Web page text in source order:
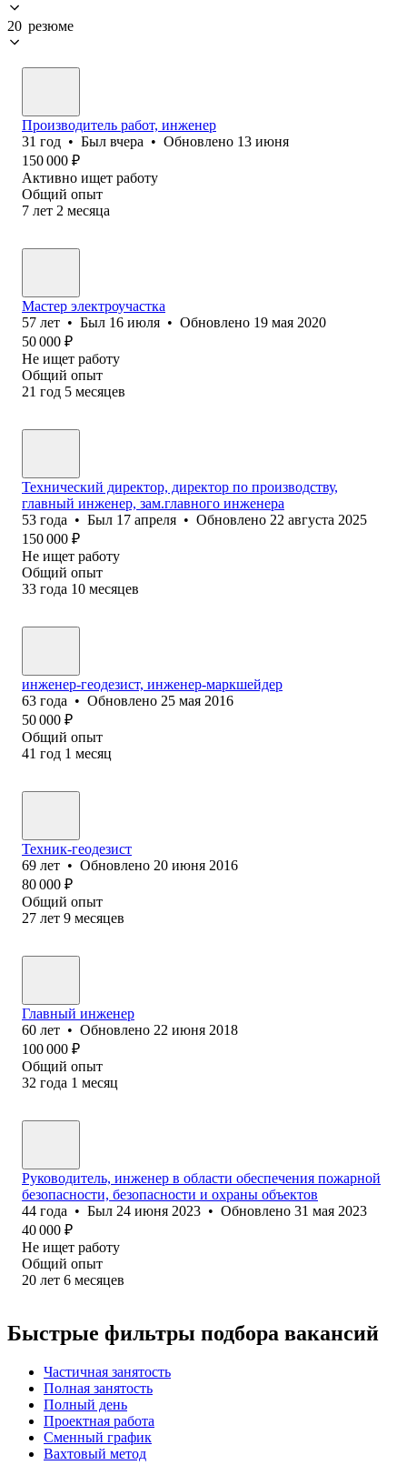
20 резюме
Производитель работ, инженер
31 год • Был вчера • Обновлено 13 июня
150 000 ₽
Активно ищет работу
Общий опыт
7 лет 2 месяца
Мастер электроучастка
57 лет • Был 16 июля • Обновлено 19 мая 2020
50 000 ₽
Не ищет работу
Общий опыт
21 год 5 месяцев
Технический директор, директор по производству,
главный инженер, зам.главного инженера
53 года • Был 17 апреля • Обновлено 22 августа 2025
150 000 ₽
Не ищет работу
Общий опыт
33 года 10 месяцев
инженер-геодезист, инженер-маркшейдер
63 года • Обновлено 25 мая 2016
50 000 ₽
Общий опыт
41 год 1 месяц
Техник-геодезист
69 лет • Обновлено 20 июня 2016
80 000 ₽
Общий опыт
27 лет 9 месяцев
Главный инженер
60 лет • Обновлено 22 июня 2018
100 000 ₽
Общий опыт
32 года 1 месяц
Руководитель, инженер в области обеспечения пожарной
безопасности, безопасности и охраны объектов
44 года • Был 24 июня 2023 • Обновлено 31 мая 2023
40 000 ₽
Не ищет работу
Общий опыт
20 лет 6 месяцев
Быстрые фильтры подбора вакансий
Частичная занятость
Полная занятость
Полный день
Проектная работа
Сменный график
Вахтовый метод